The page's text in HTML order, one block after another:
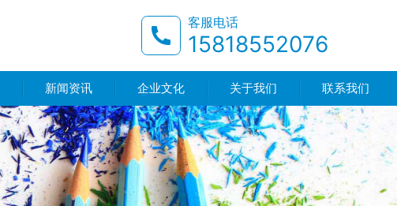
客服电话
15818552076
新闻资讯 企业文化 关于我们 联系我们